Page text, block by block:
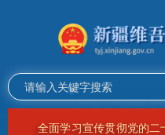
全面学习宣传贯彻党的二